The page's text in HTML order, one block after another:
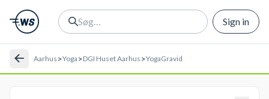
Sign in
Aarhus >Yoga >DGI Huset Aarhus >YogaGravid